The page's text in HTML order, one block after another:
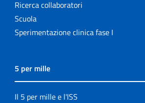
Ricerca collaboratori
Scuola
Sperimentazione clinica fase I
5 per mille
Il 5 per mille e l'ISS